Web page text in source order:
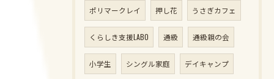
ポリマークレイ 押し花 うさぎカフェ
くらしき支援LABO 通級 通級親の会
小学生 シングル家庭 デイキャンプ